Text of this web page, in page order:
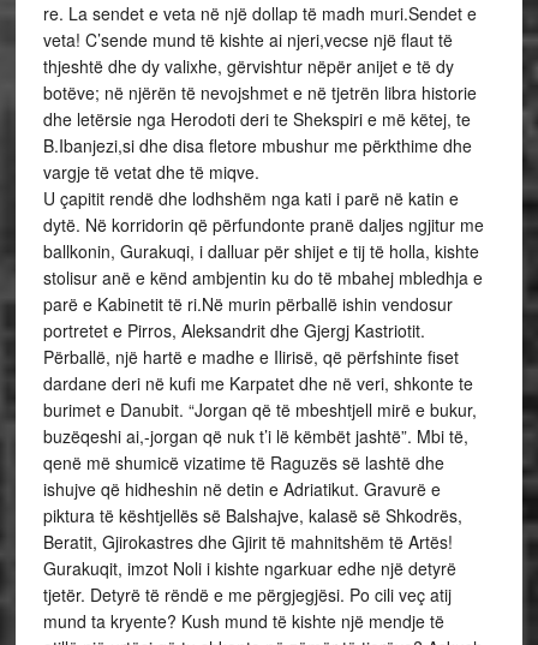
re. La sendet e veta në një dollap të madh muri.Sendet e
veta! C’sende mund të kishte ai njeri,vecse një flaut të
thjeshtë dhe dy valixhe, gërvishtur nëpër anijet e të dy
botëve; në njërën të nevojshmet e në tjetrën libra historie
dhe letërsie nga Herodoti deri te Shekspiri e më këtej, te
B.Ibanjezi,si dhe disa fletore mbushur me përkthime dhe
vargje të vetat dhe të miqve.
U çapitit rendë dhe lodhshëm nga kati i parë në katin e
dytë. Në korridorin që përfundonte pranë daljes ngjitur me
ballkonin, Gurakuqi, i dalluar për shijet e tij të holla, kishte
stolisur anë e kënd ambjentin ku do të mbahej mbledhja e
parë e Kabinetit të ri.Në murin përballë ishin vendosur
portretet e Pirros, Aleksandrit dhe Gjergj Kastriotit.
Përballë, një hartë e madhe e Ilirisë, që përfshinte fiset
dardane deri në kufi me Karpatet dhe në veri, shkonte te
burimet e Danubit. “Jorgan që të mbeshtjell mirë e bukur,
buzëqeshi ai,-jorgan që nuk t’i lë këmbët jashtë”. Mbi të,
qenë më shumicë vizatime të Raguzës së lashtë dhe
ishujve që hidheshin në detin e Adriatikut. Gravurë e
piktura të kështjellës së Balshajve, kalasë së Shkodrës,
Beratit, Gjirokastres dhe Gjirit të mahnitshëm të Artës!
Gurakuqit, imzot Noli i kishte ngarkuar edhe një detyrë
tjetër. Detyrë të rëndë e me përgjegjësi. Po cili veç atij
mund ta kryente? Kush mund të kishte një mendje të